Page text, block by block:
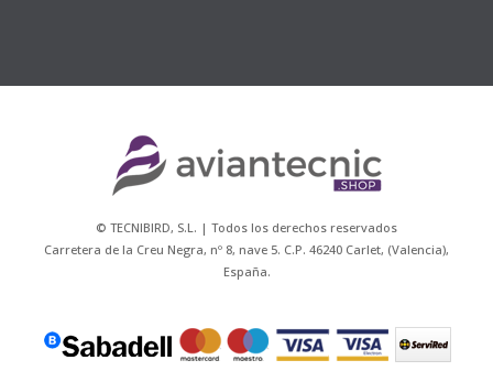
© TECNIBIRD, S.L. | Todos los derechos reservados
Carretera de la Creu Negra, nº 8, nave 5. C.P. 46240 Carlet, (Valencia),
España.